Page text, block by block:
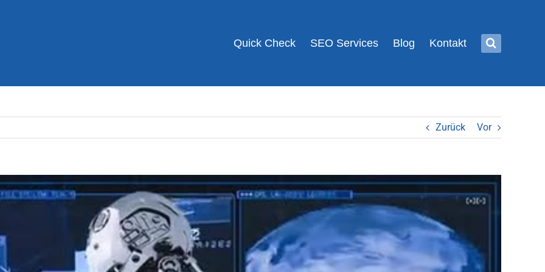
Quick Check SEO Services Blog Kontakt
Zurück Vor